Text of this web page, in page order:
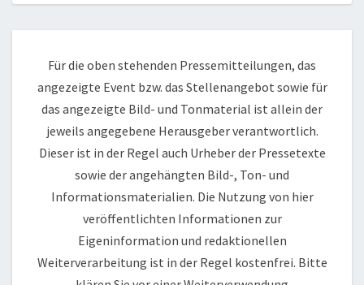
Für die oben stehenden Pressemitteilungen, das
angezeigte Event bzw. das Stellenangebot sowie für
das angezeigte Bild- und Tonmaterial ist allein der
jeweils angegebene Herausgeber verantwortlich.
Dieser ist in der Regel auch Urheber der Pressetexte
sowie der angehängten Bild-, Ton- und
Informationsmaterialien. Die Nutzung von hier
veröffentlichten Informationen zur
Eigeninformation und redaktionellen
Weiterverarbeitung ist in der Regel kostenfrei. Bitte